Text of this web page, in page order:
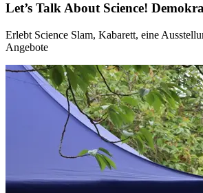
Let’s Talk About Science!
Erlebt Science Slam, Kabarett, eine
Angebote